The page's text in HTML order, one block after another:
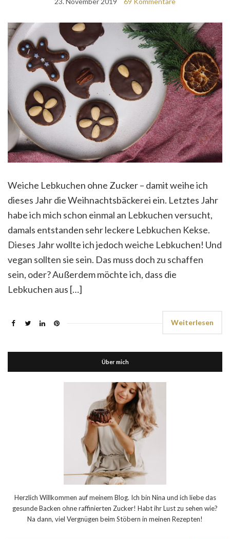
Weiche Lebkuchen ohne Zucker – damit weihe ich
dieses Jahr die Weihnachtsbäckerei ein. Letztes Jahr
habe ich mich schon einmal an Lebkuchen versucht,
damals entstanden sehr leckere Lebkuchen Kekse.
Dieses Jahr wollte ich jedoch weiche Lebkuchen! Und
vegan sollten sie sein. Das muss doch zu schaffen
sein, oder? Außerdem möchte ich, dass die
Lebkuchen aus […]
Weiterlesen
Über mich
Herzlich Willkommen auf meinem Blog. Ich bin Nina und ich liebe das
gesunde Backen ohne raffinierten Zucker! Habt ihr Lust zu sehen wie?
Na dann, viel Vergnügen beim Stöbern in meinen Rezepten!